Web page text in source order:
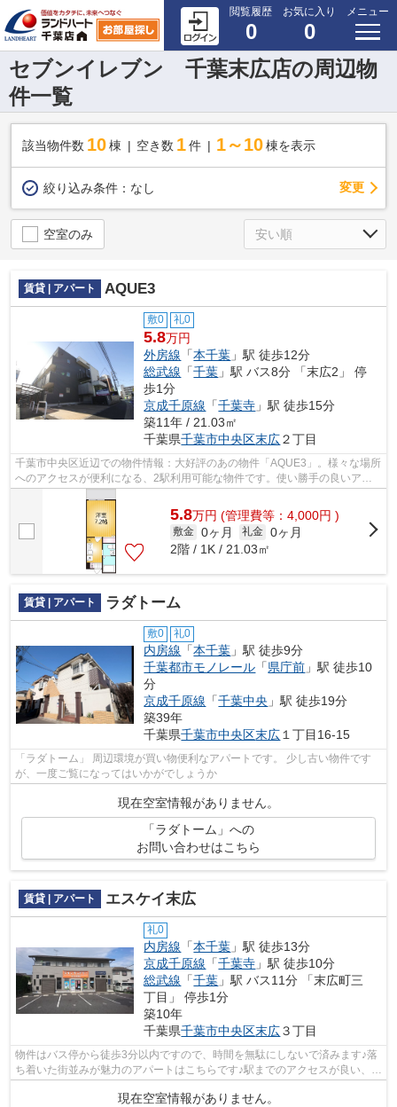
閲覧履歴
0
お気に入り
0
メニュー
セブンイレブン 千葉末広店の周辺物
件一覧
該当物件数 10棟 空き数 1 件 1～10 棟を表示
絞り込み条件： なし 変更
空室のみ
賃貸 | アパート AQUE3
敷0 礼0
5.8万円
外房線 「本千葉 」駅 徒歩12分
総武線 「千葉 」駅 バス8分 「末広2」 停
歩1分
京成千原線 「千葉寺 」駅 徒歩15分
築11年 / 21.03㎡
千葉県千葉市中央区末広２丁目
千葉市中央区近辺での物件情報：大好評のあの物件「AQUE3」。様々な場所
へのアクセスが便利になる、2駅利用可能な物件です。使い勝手の良いアパ
5.8万円 (管理費等：4,000円 )
敷金 0ヶ月 礼金 0ヶ月
2階 / 1K / 21.03㎡
賃貸 | アパート ラダトーム
敷0 礼0
内房線 「本千葉 」駅 徒歩9分
千葉都市モノレール 「県庁前 」駅 徒歩10
分
京成千原線 「千葉中央 」駅 徒歩19分
築39年
千葉県千葉市中央区末広 １丁目16-15
「ラダトーム」 周辺環境が買い物便利なアパートです。 少し古い物件です
が、一度ご覧になってはいかがでしょうか
現在空室情報がありません。
「ラダトーム」への
お問い合わせはこちら
賃貸 | アパート エスケイ末広
礼0
内房線 「本千葉 」駅 徒歩13分
京成千原線 「千葉寺 」駅 徒歩10分
総武線 「千葉 」駅 バス11分 「末広町三
丁目」 停歩1分
築10年
千葉県千葉市中央区末広３丁目
物件はバス停から徒歩3分以内ですので、時間を無駄にしないで済みます♪落
ち着いた街並みが魅力のアパートはこちらです♪駅までのアクセスが良い、徒
歩14分のところに位置する物件です♪2...
現在空室情報がありません。